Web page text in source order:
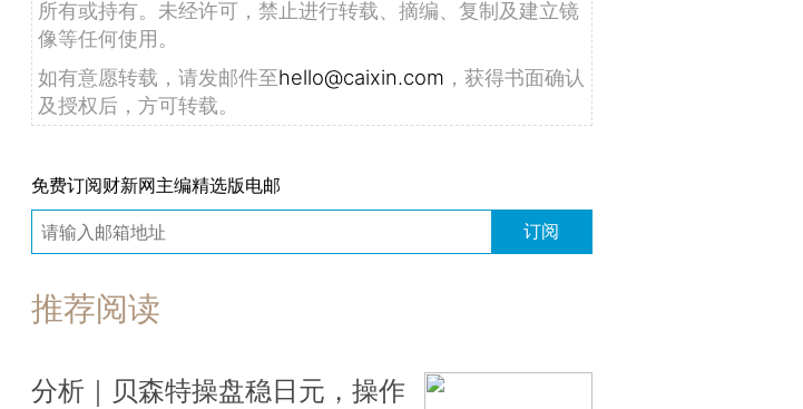
所有或持有。未经许可，禁止进行转载、摘编、复制及建立镜
像等任何使用。
如有意愿转载，请发邮件至hello@caixin.com ，获得书面确认
及授权后，方可转载。
免费订阅财新网主编精选版电邮
订阅
推荐阅读
分析｜贝森特操盘稳日元，操作